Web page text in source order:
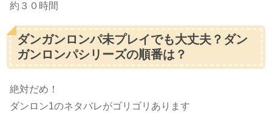
約３０時間
ダンガンロンパ未プレイでも大丈夫？ダン
ガンロンパシリーズの順番は？
絶対だめ！
ダンロン1のネタバレがゴリゴリあります